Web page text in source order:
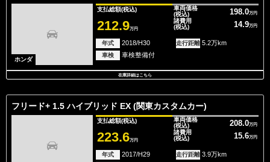
ホンダ
支払総額(税込)
212.9万円
車両価格
(税込)
198.0万円
諸費用
(税込)
14.9万円
年式 2018/H30 走行距離 5.2万km
車検 車検整備付
在庫詳細はこちら
フリード+ 1.5 ハイブリッド EX (関東カスタムカー)
支払総額(税込)
223.6万円
車両価格
(税込)
208.0万円
諸費用
(税込)
15.6万円
年式 2017/H29 走行距離 3.9万km